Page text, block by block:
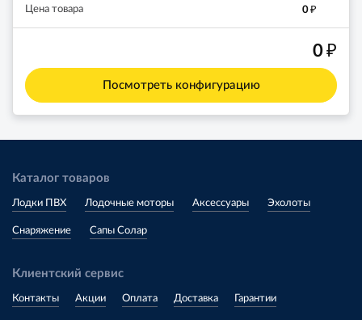
Цена товара
0₽
0₽
Посмотреть конфигурацию
Каталог товаров
Лодки ПВХ Лодочные моторы Аксессуары Эхолоты
Снаряжение Сапы Солар
Клиентский сервис
Контакты Акции Оплата Доставка Гарантии